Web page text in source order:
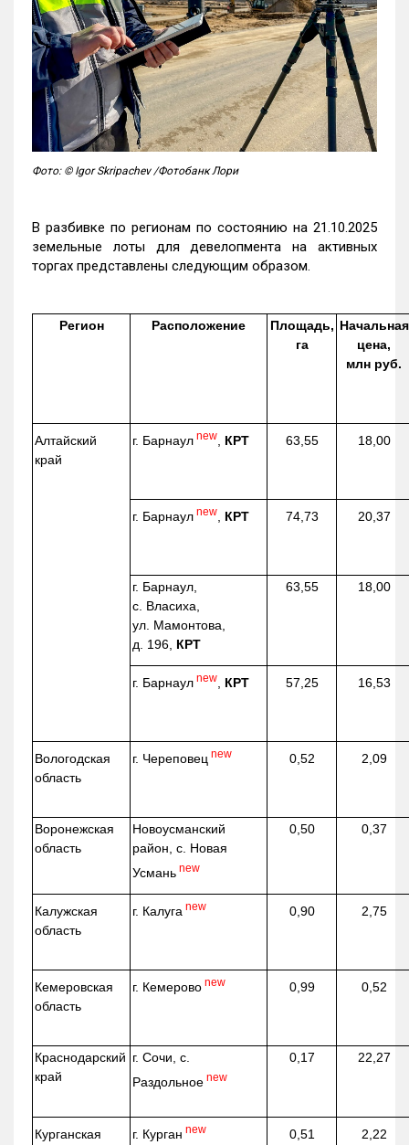
Фото: © Igor Skripachev /Фотобанк Лори
В разбивке по регионам по состоянию на 21.10.2025
земельные лоты для девелопмента на активных
торгах представлены следующим образом.
Регион Расположение
Площадь,
га
Начальная
цена,
млн руб.
Алтайский
край
г. Барнаул new КРТ 63,55 18,00
г. Барнаул new КРТ 74,73 20,37
г. Барнаул,
с. Власиха,
ул. Мамонтова,
д. 196, КРТ
63,55 18,00
г. Барнаул new КРТ 57,25 16,53
Вологодская
область
г. Череповец new 0,52 2,09
Воронежская
область
Новоусманский
район, с. Новая
Усмань new
0,50 0,37
Калужская
область
г. Калуга new 0,90 2,75
Кемеровская
область
г. Кемерово new 0,99 0,52
Краснодарский
край
г. Сочи, с.
Раздольное new
0,17 22,27
Курганская
г. Курган new 0,51 2,22